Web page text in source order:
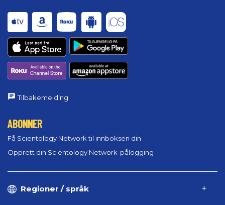
Tilbakemelding
ABONNER
Få Scientology Network til innboksen din
Opprett din Scientology Network-pålogging
Regioner / språk